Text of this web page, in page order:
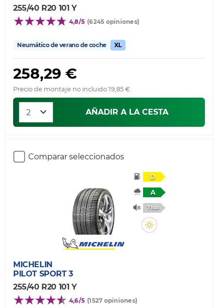
255/40 R20 101 Y
4,8/5 (6245 opiniones)
Neumático de verano de coche XL
258,29 €
Precio de montaje no incluido 19,85 €
AÑADIR A LA CESTA
Comparar seleccionados
D
A
71db
MICHELIN
PILOT SPORT 3
255/40 R20 101 Y
4,6/5 (1527 opiniones)